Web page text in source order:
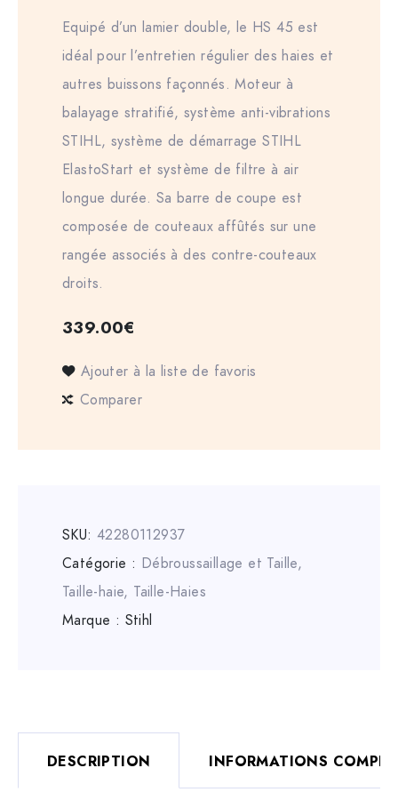
Equipé d’un lamier double, le HS 45 est
idéal pour l’entretien régulier des haies et
autres buissons façonnés. Moteur à
balayage stratifié, système anti-vibrations
STIHL, système de démarrage STIHL
ElastoStart et système de filtre à air
longue durée. Sa barre de coupe est
composée de couteaux affûtés sur une
rangée associés à des contre-couteaux
droits.
339.00€
Ajouter à la liste de favoris
Comparer
SKU: 42280112937
Catégorie : Débroussaillage et Taille,
Taille-haie, Taille-Haies
Marque : Stihl
DESCRIPTION INFORMATIONS